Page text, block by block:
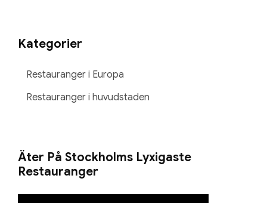
Kategorier
Restauranger i Europa
Restauranger i huvudstaden
Äter På Stockholms Lyxigaste
Restauranger